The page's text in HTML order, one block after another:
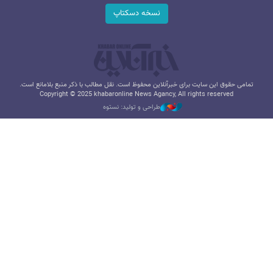
نسخه دسکتاپ
تمامی حقوق این سایت برای خبرآنلاین محفوظ است. نقل مطالب با ذکر منبع بلامانع است.
Copyright © 2025 khabaronline News Agancy, All rights reserved
طراحی و تولید: نستوه